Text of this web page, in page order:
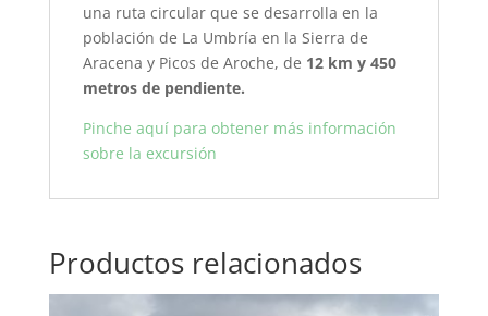
una ruta circular que se desarrolla en la
población de La Umbría en la Sierra de
Aracena y Picos de Aroche, de 12 km y 450
metros de pendiente.
Pinche aquí para obtener más información
sobre la excursión
Productos relacionados